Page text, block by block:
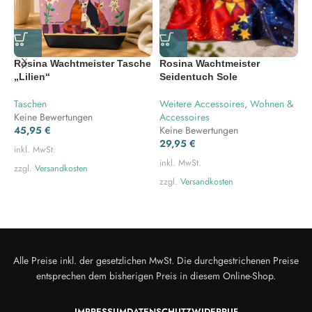
Gewicht: 0,25 kg
Rosina Wachtmeister Tasche
„Lilien“
Taschen
Keine Bewertungen
45,95 €
inkl. MwSt.
zzgl. Versandkosten
Rosina Wachtmeister
Seidentuch Sole
Weitere Accessoires, Wohnen &
Accessoires
Keine Bewertungen
29,95 €
inkl. MwSt.
zzgl. Versandkosten
Alle Preise inkl. der gesetzlichen MwSt. Die durchgestrichenen Preise
entsprechen dem bisherigen Preis in diesem Online-Shop.